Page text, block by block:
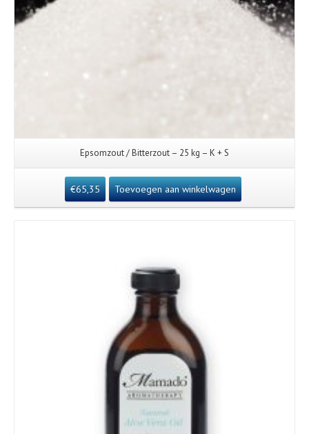
Epsomzout / Bitterzout – 25 kg – K + S
€65,35 Toevoegen aan winkelwagen